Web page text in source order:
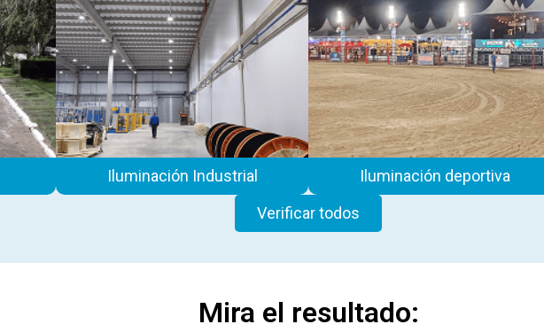
Iluminación Industrial Iluminación deportiva
Verificar todos
Mira el resultado: